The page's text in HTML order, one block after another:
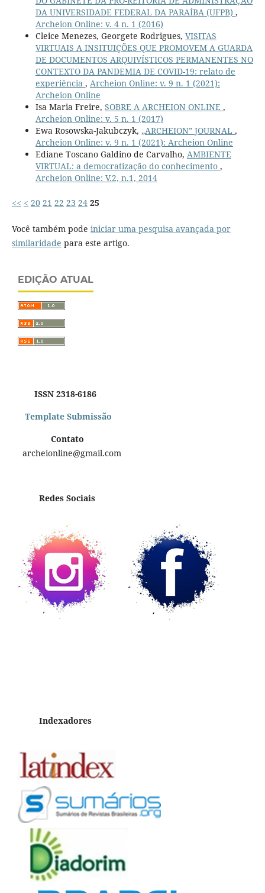
DA UNIVERSIDADE FEDERAL DA PARAÍBA (UFPB) ,
Archeion Online: v. 4 n. 1 (2016)
Cleice Menezes, Georgete Rodrigues, VISITAS
VIRTUAIS A INSITUIÇÕES QUE PROMOVEM A GUARDA
DE DOCUMENTOS ARQUIVÍSTICOS PERMANENTES NO
CONTEXTO DA PANDEMIA DE COVID-19: relato de
experiência , Archeion Online: v. 9 n. 1 (2021):
Archeion Online
Isa Maria Freire, SOBRE A ARCHEION ONLINE ,
Archeion Online: v. 5 n. 1 (2017)
Ewa Rosowska-Jakubczyk, „ARCHEION” JOURNAL ,
Archeion Online: v. 9 n. 1 (2021): Archeion Online
Ediane Toscano Galdino de Carvalho, AMBIENTE
VIRTUAL: a democratização do conhecimento ,
Archeion Online: V.2, n.1, 2014
<< < 20 21 22 23 24 25
Você também pode iniciar uma pesquisa avançada por
similaridade para este artigo.
EDIÇÃO ATUAL
ISSN 2318-6186
Template Submissão
Contato
archeionline@gmail.com
Redes Sociais
Indexadores